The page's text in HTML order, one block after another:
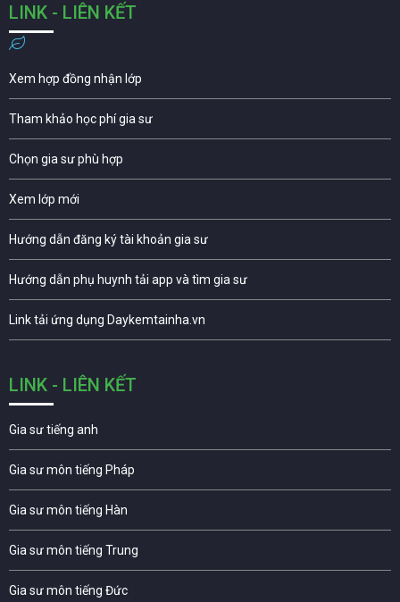
LINK - LIÊN KẾT
Xem hợp đồng nhận lớp
Tham khảo học phí gia sư
Chọn gia sư phù hợp
Xem lớp mới
Hướng dẫn đăng ký tài khoản gia sư
Hướng dẫn phụ huynh tải app và tìm gia sư
Link tải ứng dụng Daykemtainha.vn
LINK - LIÊN KẾT
Gia sư tiếng anh
Gia sư môn tiếng Pháp
Gia sư môn tiếng Hàn
Gia sư môn tiếng Trung
Gia sư môn tiếng Đức